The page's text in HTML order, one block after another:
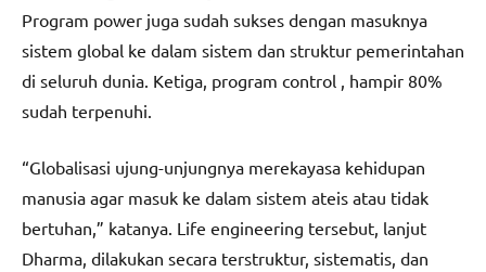
Program power juga sudah sukses dengan masuknya
sistem global ke dalam sistem dan struktur pemerintahan
di seluruh dunia. Ketiga, program control , hampir 80%
sudah terpenuhi.
“Globalisasi ujung-unjungnya merekayasa kehidupan
manusia agar masuk ke dalam sistem ateis atau tidak
bertuhan,” katanya. Life engineering tersebut, lanjut
Dharma, dilakukan secara terstruktur, sistematis, dan